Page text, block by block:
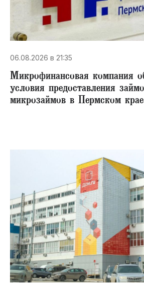
06.08.2026 в 21:35
Микрофинансовая компания
условия предоставления
микрозаймов в Пермском крае